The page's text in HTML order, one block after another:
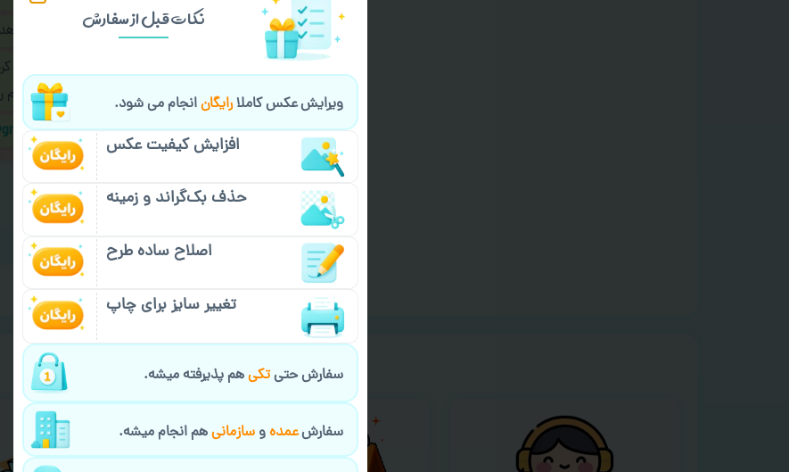
طراحی نهایی قبل از چاپ برای شما ارسال
(اضافه
کردن سفارش با اپراتو عکسچاپ هماهنگی لازم
ایمیل جهت ثبت یا پیگیری سفارش:
خیالت راحت از سفارش گیری
نکات قبل از سفارش
ویرایش عکس کاملارایگانانجام می شود.
افزایش کیفیت عکس
حذف بک‌گراند و زمینه
اصلاح ساده طرح
تغییر سایز برای چاپ
سفارش حتیتکیهم پذیرفته میشه.
سفارشعمدهوسازمانیهم انجام میشه.